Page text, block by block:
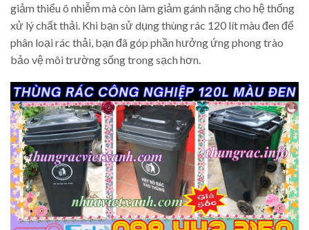
giảm thiểu ô nhiễm mà còn làm giảm gánh nặng cho hệ thống
xử lý chất thải. Khi bạn sử dụng thùng rác 120 lít màu đen để
phân loại rác thải, bạn đã góp phần hưởng ứng phong trào
bảo vệ môi trường sống trong sạch hơn.